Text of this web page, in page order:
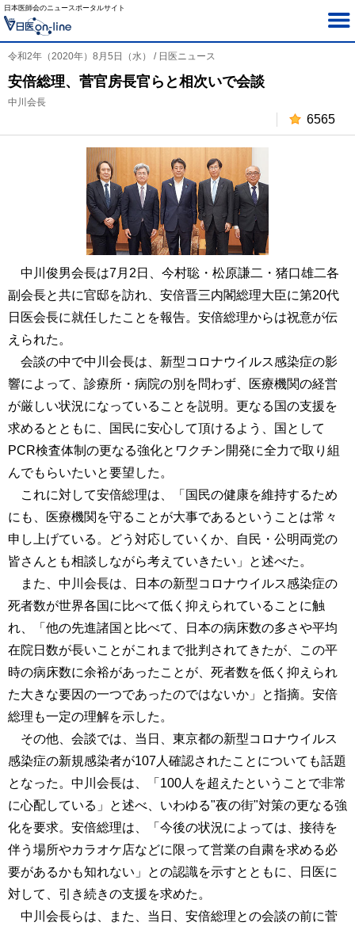
日本医師会のニュースポータルサイト
令和2年（2020年）8月5日（水） / 日医ニュース
安倍総理、菅官房長官らと相次いで会談
中川会長
6565
中川俊男会長は7月2日、今村聡・松原謙二・猪口雄二各
副会長と共に官邸を訪れ、安倍晋三内閣総理大臣に第20代
日医会長に就任したことを報告。安倍総理からは祝意が伝
えられた。
会談の中で中川会長は、新型コロナウイルス感染症の影
響によって、診療所・病院の別を問わず、医療機関の経営
が厳しい状況になっていることを説明。更なる国の支援を
求めるとともに、国民に安心して頂けるよう、国として
PCR検査体制の更なる強化とワクチン開発に全力で取り組
んでもらいたいと要望した。
これに対して安倍総理は、「国民の健康を維持するため
にも、医療機関を守ることが大事であるということは常々
申し上げている。どう対応していくか、自民・公明両党の
皆さんとも相談しながら考えていきたい」と述べた。
また、中川会長は、日本の新型コロナウイルス感染症の
死者数が世界各国に比べて低く抑えられていることに触
れ、「他の先進諸国と比べて、日本の病床数の多さや平均
在院日数が長いことがこれまで批判されてきたが、この平
時の病床数に余裕があったことが、死者数を低く抑えられ
た大きな要因の一つであったのではないか」と指摘。安倍
総理も一定の理解を示した。
その他、会談では、当日、東京都の新型コロナウイルス
感染症の新規感染者が107人確認されたことについても話題
となった。中川会長は、「100人を超えたということで非常
に心配している」と述べ、いわゆる"夜の街"対策の更なる強
化を要求。安倍総理は、「今後の状況によっては、接待を
伴う場所やカラオケ店などに限って営業の自粛を求める必
要があるかも知れない」との認識を示すとともに、日医に
対して、引き続きの支援を求めた。
中川会長らは、また、当日、安倍総理との会談の前に菅